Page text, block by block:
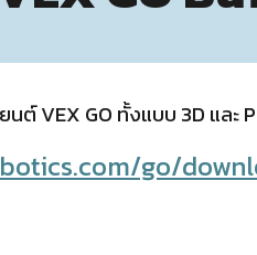
VEX GO ทั้งแบบ 3D และ
go/